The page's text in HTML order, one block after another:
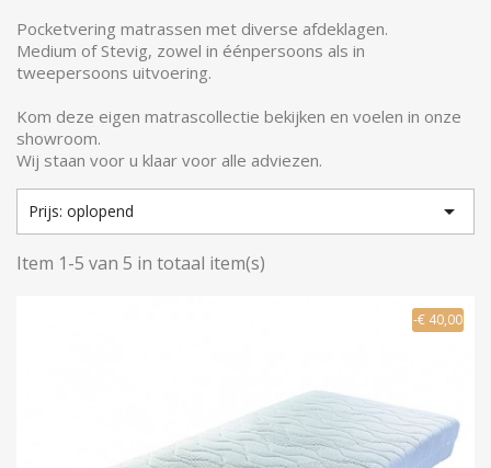
Pocketvering matrassen met diverse afdeklagen.
Medium of Stevig, zowel in éénpersoons als in
tweepersoons uitvoering.
Kom deze eigen matrascollectie bekijken en voelen in onze
showroom.
Wij staan voor u klaar voor alle adviezen.
Prijs: oplopend 
Item 1-5 van 5 in totaal item(s)
-€ 40,00